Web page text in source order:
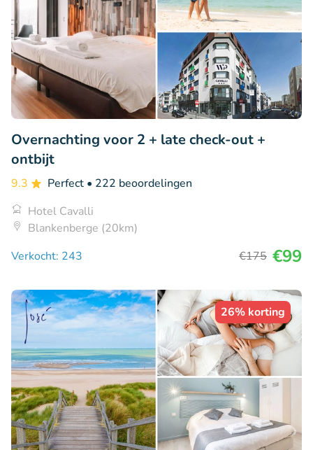
Overnachting voor 2 + late check-out +
ontbijt
9.3 Perfect • 222 beoordelingen
Hotel Cavalli
Blankenberge (20km)
Verkocht: 243
€175 €99
26% korting